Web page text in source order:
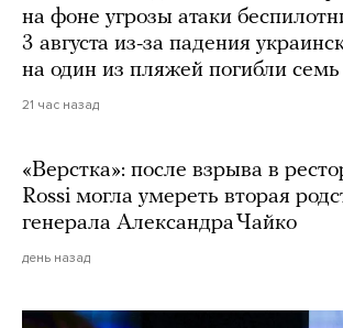
на фоне угрозы атаки
3 августа из-за падения
на один из пляжей погибли семь
21 час назад
«Верстка»: после взрыва в
Rossi могла умереть вторая
генерала Александра Чайко
день назад